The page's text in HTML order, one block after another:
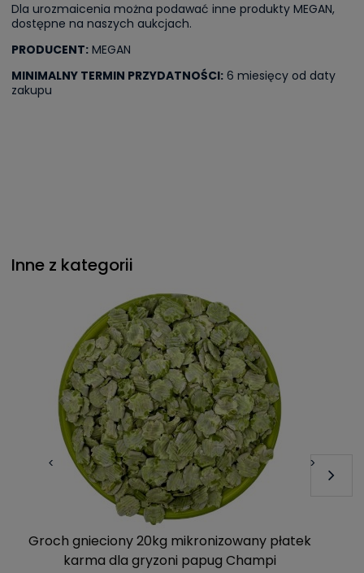
Dla urozmaicenia można podawać inne produkty MEGAN,
dostępne na naszych aukcjach.
PRODUCENT: MEGAN
MINIMALNY TERMIN PRZYDATNOŚCI: 6 miesięcy od daty
zakupu
Inne z kategorii
<
Groch gnieciony 20kg mikronizowany płatek
karma dla gryzoni papug Champi
>